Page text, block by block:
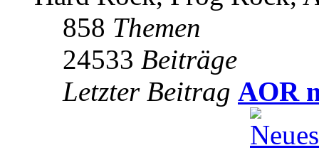
858 Themen
24533 Beiträge
Letzter Beitrag AOR